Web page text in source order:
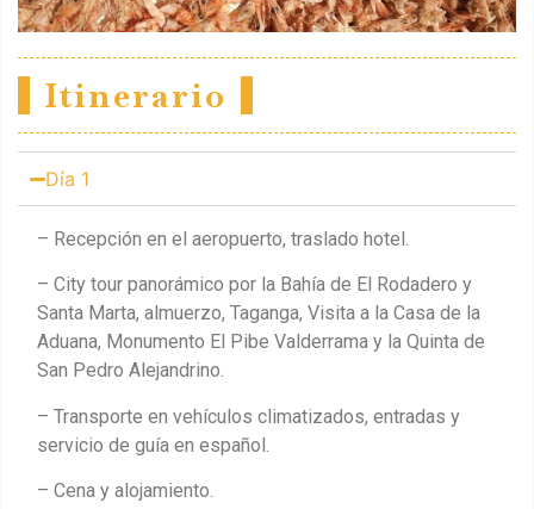
Itinerario
Día 1
– Recepción en el aeropuerto, traslado hotel.
– City tour panorámico por la Bahía de El Rodadero y
Santa Marta, almuerzo, Taganga, Visita a la Casa de la
Aduana, Monumento El Pibe Valderrama y la Quinta de
San Pedro Alejandrino.
– Transporte en vehículos climatizados, entradas y
servicio de guía en español.
– Cena y alojamiento.